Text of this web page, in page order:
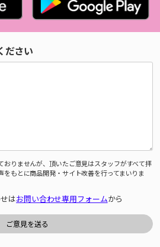
ださい
おりませんが、頂いたご意見はスタッフがすべて拝
をもとに商品開発・サイト改善を行ってまいりま
はお問い合わせ専用フォームから